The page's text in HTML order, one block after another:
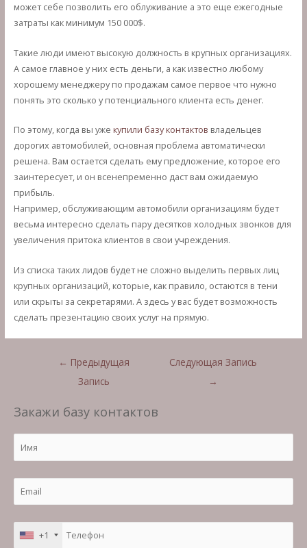
может себе позволить его облуживание а это еще ежегодные
затраты как минимум 150 000$.
Такие люди имеют высокую должность в крупных организациях.
А самое главное у них есть деньги, а как известно любому
хорошему менеджеру по продажам самое первое что нужно
понять это сколько у потенциального клиента есть денег.
По этому, когда вы уже купили базу контактов владельцев
дорогих автомобилей, основная проблема автоматически
решена. Вам остается сделать ему предложение, которое его
заинтересует, и он всенепременно даст вам ожидаемую
прибыль.
Например, обслуживающим автомобили организациям будет
весьма интересно сделать пару десятков холодных звонков для
увеличения притока клиентов в свои учреждения.
Из списка таких лидов будет не сложно выделить первых лиц
крупных организаций, которые, как правило, остаются в тени
или скрыты за секретарями. А здесь у вас будет возможность
сделать презентацию своих услуг на прямую.
Навигация
← Предыдущая
Запись
Следующая Запись
→
Закажи базу контактов
+1